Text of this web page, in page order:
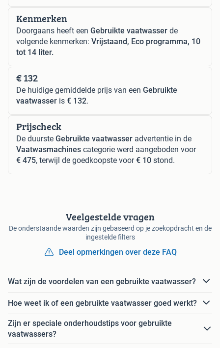
Kenmerken
Doorgaans heeft een Gebruikte vaatwasser de
volgende kenmerken: Vrijstaand, Eco programma, 10
tot 14 liter.
€ 132
De huidige gemiddelde prijs van een Gebruikte
vaatwasser is € 132.
Prijscheck
De duurste Gebruikte vaatwasser advertentie in de
Vaatwasmachines categorie werd aangeboden voor
€ 475, terwijl de goedkoopste voor€ 10 stond.
Veelgestelde vragen
De onderstaande waarden zijn gebaseerd op je zoekopdracht en de
ingestelde filters
Deel opmerkingen over deze FAQ
Wat zijn de voordelen van een gebruikte vaatwasser?
Hoe weet ik of een gebruikte vaatwasser goed werkt?
Zijn er speciale onderhoudstips voor gebruikte
vaatwassers?